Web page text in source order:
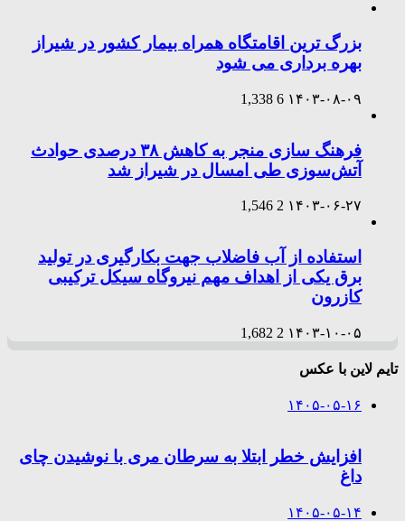
بزرگ ترین اقامتگاه همراه بیمار کشور در شیراز
بهره برداری می شود
۱۴۰۳-۰۸-۰۹ 6
1,338
فرهنگ سازی منجر به کاهش ۳۸ درصدی حوادث
آتش‌سوزی طی امسال در شیراز شد
۱۴۰۳-۰۶-۲۷ 2
1,546
استفاده از آب فاضلاب جهت بکارگیری در تولید
برق یکی از اهداف مهم نیروگاه سیکل ترکیبی
کازرون
۱۴۰۳-۱۰-۰۵ 2
1,682
تایم لاین با عکس
۱۴۰۵-۰۵-۱۶
افزایش خطر ابتلا به سرطان مری با نوشیدن چای
داغ
۱۴۰۵-۰۵-۱۴